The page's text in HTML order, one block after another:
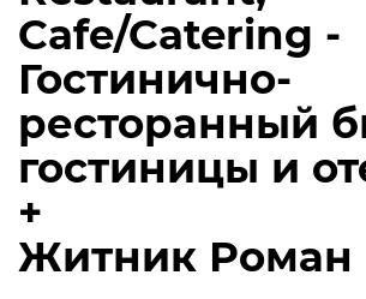
Cafe/Catering -
Гостинично-
ресторанный
гостиницы и
+
Житник Роман